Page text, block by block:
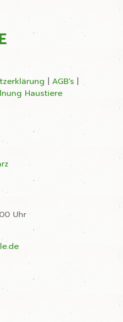
| AGB's |
Haustiere
Uhr